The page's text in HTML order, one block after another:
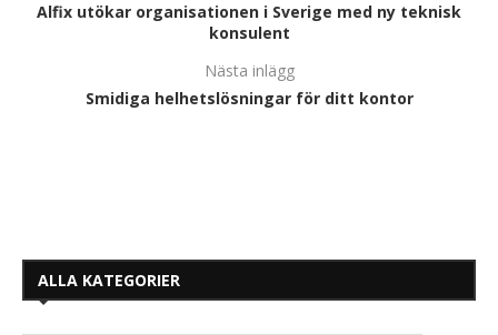
Alfix utökar organisationen i Sverige med ny teknisk
konsulent
Nästa inlägg
Smidiga helhetslösningar för ditt kontor
ALLA KATEGORIER